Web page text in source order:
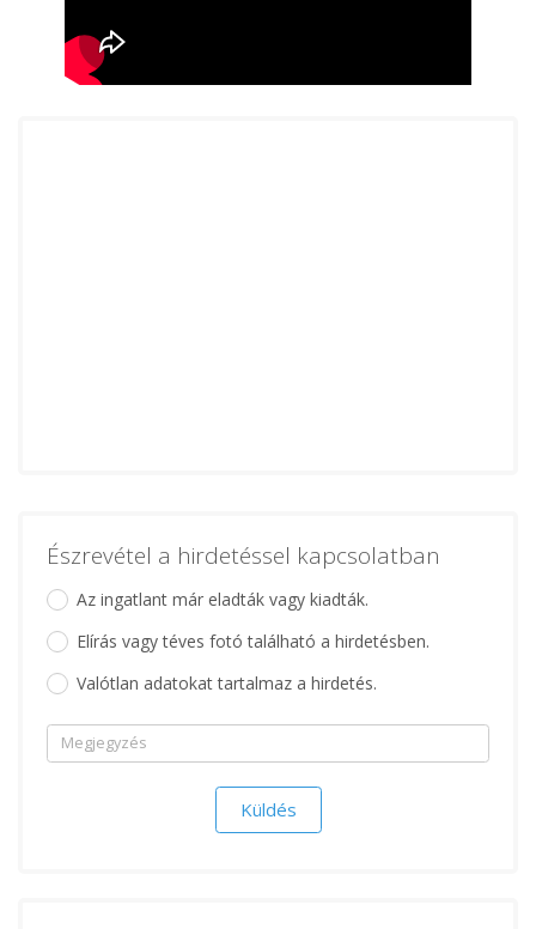
Észrevétel a hirdetéssel kapcsolatban
Az ingatlant már eladták vagy kiadták.
Elírás vagy téves fotó található a hirdetésben.
Valótlan adatokat tartalmaz a hirdetés.